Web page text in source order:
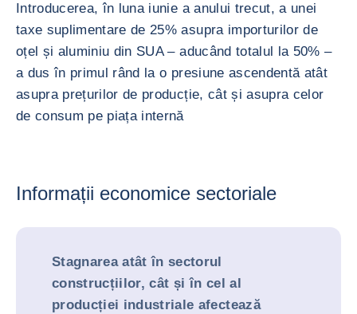
Introducerea, în luna iunie a anului trecut, a unei
taxe suplimentare de 25% asupra importurilor de
oțel și aluminiu din SUA – aducând totalul la 50% –
a dus în primul rând la o presiune ascendentă atât
asupra prețurilor de producție, cât și asupra celor
de consum pe piața internă
Informații economice sectoriale
Stagnarea atât în sectorul
construcțiilor, cât și în cel al
producției industriale afectează